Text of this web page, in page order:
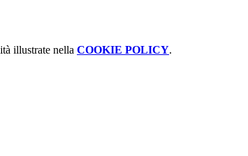
illustrate nella COOKIE POLICY.